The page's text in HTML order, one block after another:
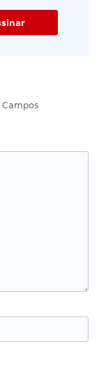
Campos